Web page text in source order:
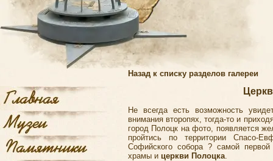
Назад к списку разделов галереи
Не всегда есть возможность
внимания второпях, тогда-то и
город Полоцк на фото, появляется
пройтись по территории Спасо-
Софийского собора ? самой
храмы и церкви Полоцка